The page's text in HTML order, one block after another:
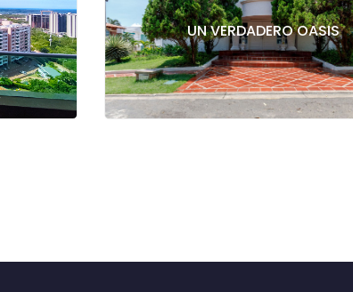
UN VERDADERO OASIS